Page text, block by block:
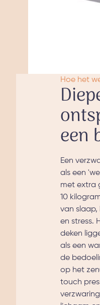
Hoe het
een
Een
als een
met extra
10
van slaap,
en stress.
deken
als een
de
op het
touch